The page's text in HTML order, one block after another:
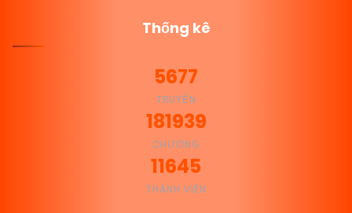
Thống kê
5677
TRUYỆN
181939
CHƯƠNG
11645
THÀNH VIÊN